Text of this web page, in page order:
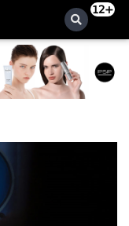
12+